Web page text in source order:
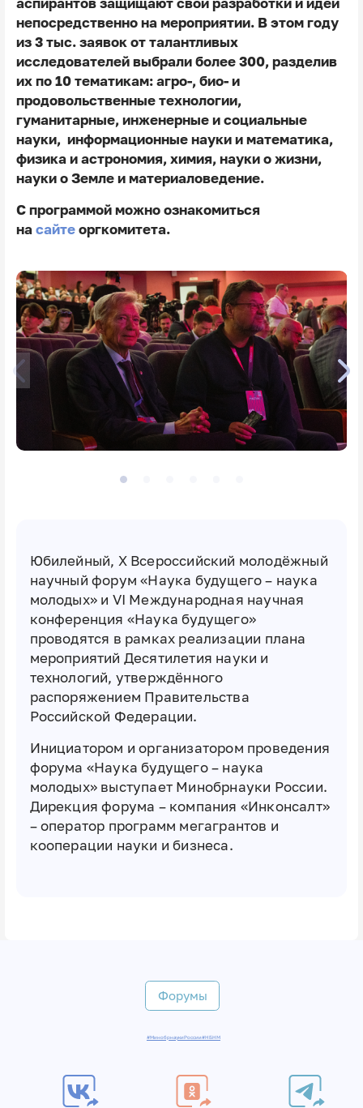
непосредственно на мероприятии. В этом году
из 3 тыс. заявок от талантливых
исследователей выбрали более 300, разделив
их по 10 тематикам: агро-, био- и
продовольственные технологии,
гуманитарные, инженерные и социальные
науки, информационные науки и математика,
физика и астрономия, химия, науки о жизни,
науки о Земле и материаловедение.
С программой можно ознакомиться
на сайтеоргкомитета.
Юбилейный, X Всероссийский молодёжный
научный форум «Наука будущего – наука
молодых» и VI Международная научная
конференция «Наука будущего»
проводятся в рамках реализации плана
мероприятий Десятилетия науки и
технологий, утверждённого
распоряжением Правительства
Российской Федерации.
Инициатором и организатором проведения
форума «Наука будущего – наука
молодых» выступает Минобрнауки России.
Дирекция форума – компания «Инконсалт»
– оператор программ мегагрантов и
кооперации науки и бизнеса.
Форумы
#МинобрнаукиРоссии#НБНМ